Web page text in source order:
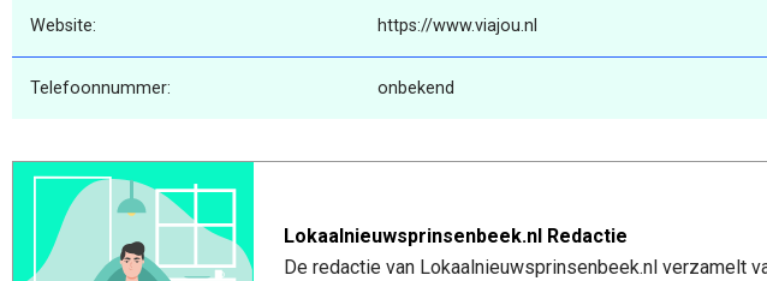
Website: https://www.viajou.nl
Telefoonnummer: onbekend
Lokaalnieuwsprinsenbeek.nl Redactie
De redactie van Lokaalnieuwsprinsenbeek.nl verzamelt